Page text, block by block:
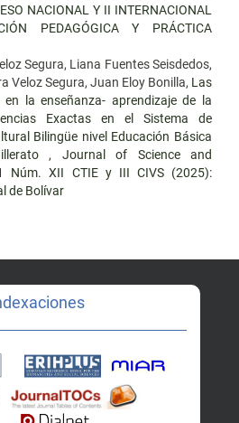
NACIONAL Y II INTERNACIONAL
PEDAGÓGICA Y PRÁCTICA
Segura, Liana Fuentes Seisdedos,
Veloz Segura, Juan Eloy Bonilla, Las
en la enseñanza- aprendizaje de la
Exactas en el Sistema de
Bilingüe nivel Educación Básica
, Journal of Science and
Núm. XII CTIE y III CIVS (2025):
de Bolívar